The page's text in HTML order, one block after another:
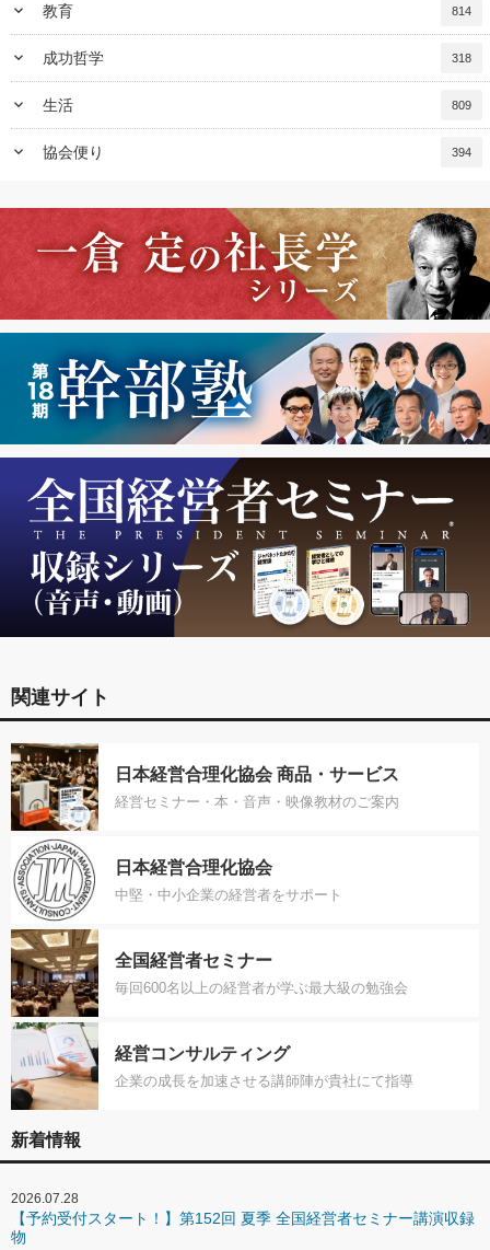
keyboard_arrow_down 教育 814
keyboard_arrow_down 成功哲学 318
keyboard_arrow_down 生活 809
keyboard_arrow_down 協会便り 394
関連サイト
日本経営合理化協会 商品・サービス
経営セミナー・本・音声・映像教材のご案内
日本経営合理化協会
中堅・中小企業の経営者をサポート
全国経営者セミナー
毎回600名以上の経営者が学ぶ最大級の勉強会
経営コンサルティング
企業の成長を加速させる講師陣が貴社にて指導
新着情報
2026.07.28
【予約受付スタート！】第152回 夏季 全国経営者セミナー講演収録
物